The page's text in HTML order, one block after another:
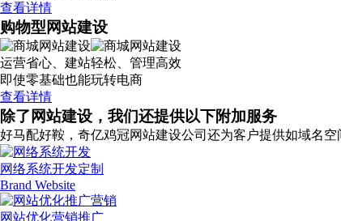
查看详情
购物型网站建设
运营省心、建站轻松、管理高效
即使零基础也能玩转电商
查看详情
除了网站建设，我们还提供以下附加服务
好马配好鞍，奇亿鸡冠网站建设公司还为客户提供如域名
网络系统开发定制
Brand Website
网站优化营销推广